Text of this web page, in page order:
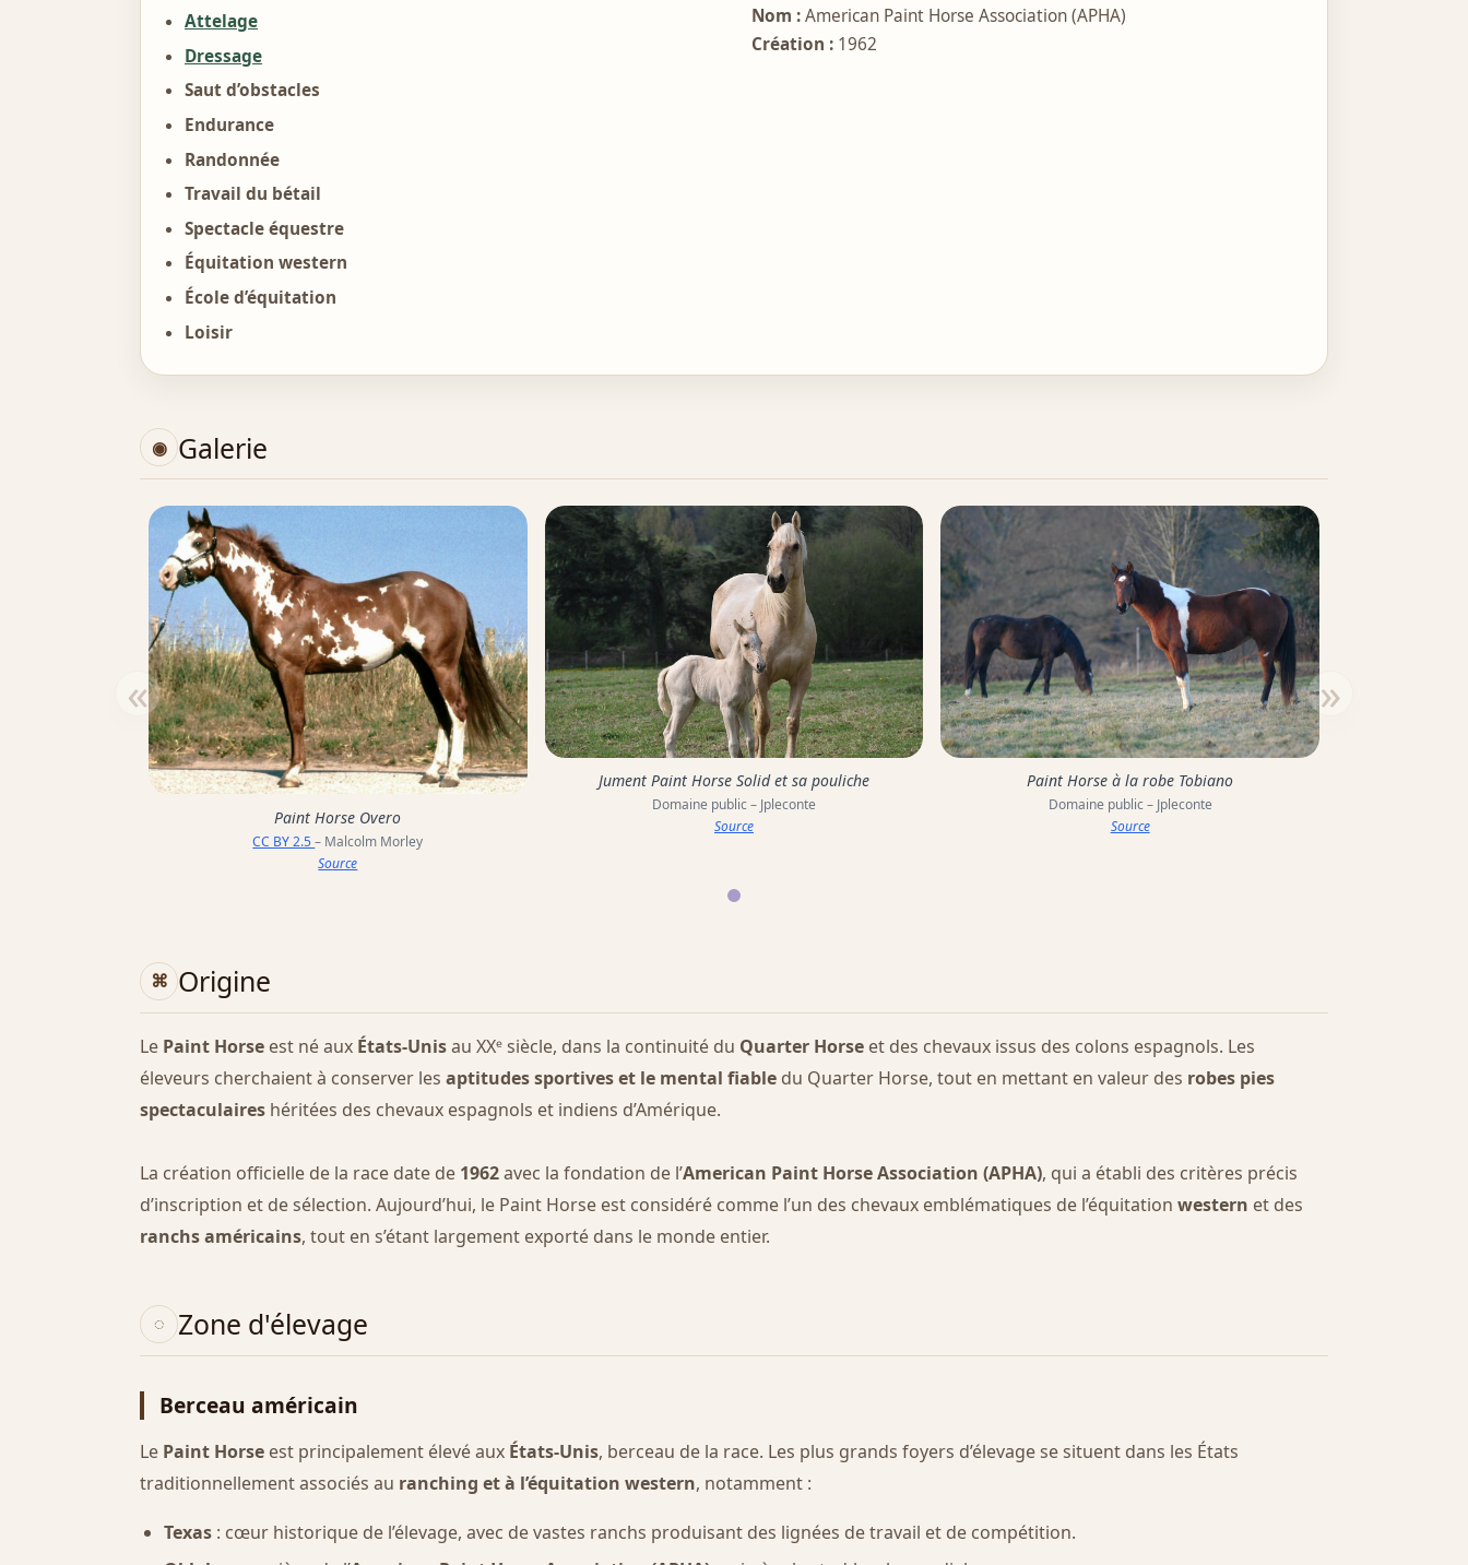
Attelage
Dressage
Saut d’obstacles
Endurance
Randonnée
Travail du bétail
Spectacle équestre
Équitation western
École d’équitation
Loisir
Nom :American Paint Horse Association (APHA)
Création : 1962
Galerie
Paint Horse Overo
CC BY 2.5– Malcolm Morley
Source
Jument Paint Horse Solid et sa pouliche
Domaine public – Jpleconte
Source
Paint Horse à la robe Tobiano
Domaine public – Jpleconte
Source
« »
Origine
Le Paint Horse est né aux États-Unisau XXᵉ siècle, dans la continuité du Quarter Horse et des chevaux issus des colons espagnols. Les
éleveurs cherchaient à conserver les aptitudes sportives et le mental fiable du Quarter Horse, tout en mettant en valeur des robes pies
spectaculaires héritées des chevaux espagnols et indiens d’Amérique.
La création officielle de la race date de 1962avec la fondation de l’American Paint Horse Association (APHA), qui a établi des critères précis
d’inscription et de sélection. Aujourd’hui, le Paint Horse est considéré comme l’un des chevaux emblématiques de l’équitation western et des
ranchs américains, tout en s’étant largement exporté dans le monde entier.
Zone d'élevage
Berceau américain
Le Paint Horse est principalement élevé aux États-Unis, berceau de la race. Les plus grands foyers d’élevage se situent dans les États
traditionnellement associés au ranching et à l’équitation western, notamment :
Texas : cœur historique de l’élevage, avec de vastes ranchs produisant des lignées de travail et de compétition.